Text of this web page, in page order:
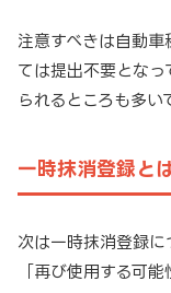
注意すべきは自動車
ては提出不要とな
られるところも多い
一時抹消登録と
次は一時抹消登録に
「再び使用する可